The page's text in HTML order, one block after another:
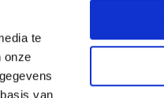
te
onze
van